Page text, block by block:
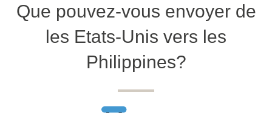
Que pouvez-vous envoyer de
les Etats-Unis vers les
Philippines?